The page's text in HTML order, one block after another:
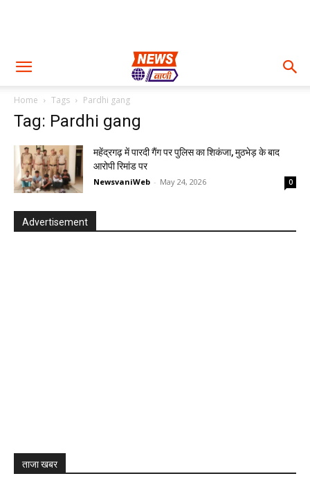
Home Tags Pardhi gang
Tag: Pardhi gang
महेंद्रगढ़ में पारदी गैंग पर पुलिस का शिकंजा, मुठभेड़ के बाद
आरोपी रिमांड पर
NewsvaniWeb - May 24, 2026 0
Advertisement
ताजा खबर